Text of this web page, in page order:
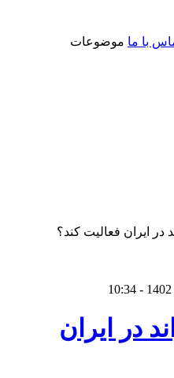
با ما موضوعات
در ایران فعالیت کند؟
در ایران